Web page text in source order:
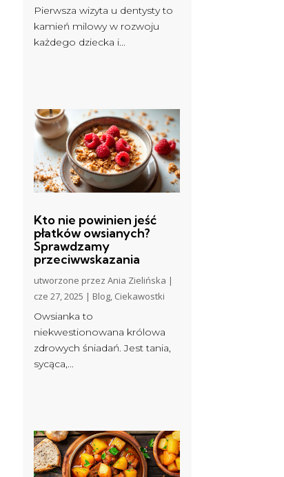
Pierwsza wizyta u dentysty to
kamień milowy w rozwoju
każdego dziecka i...
Kto nie powinien jeść
płatków owsianych?
Sprawdzamy
przeciwwskazania
utworzone przezAnia Zielińska |
cze 27, 2025 | Blog, Ciekawostki
Owsianka to
niekwestionowana królowa
zdrowych śniadań. Jest tania,
sycąca,...